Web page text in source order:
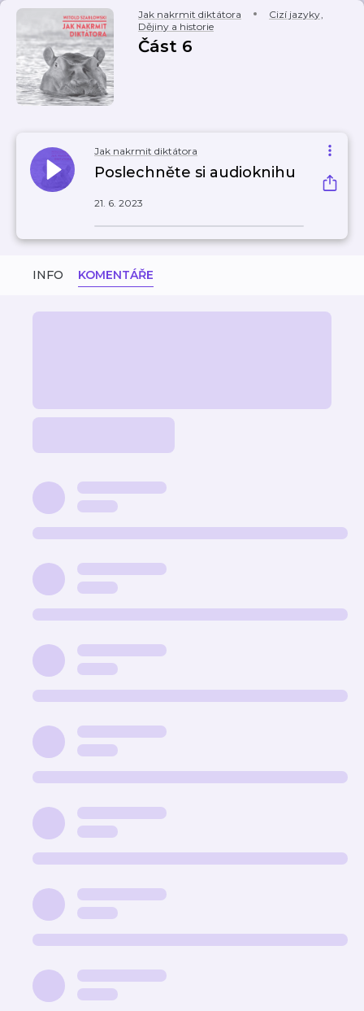
Jak nakrmit diktátora Cizí jazyky,
Dějiny a historie
Část 6
Jak nakrmit diktátora
Poslechněte si audioknihu
21. 6. 2023
INFO KOMENTÁŘE